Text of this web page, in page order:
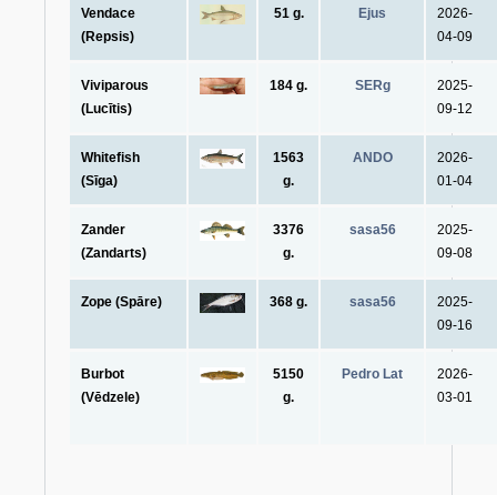
Vendace
(Repsis)
51 g. Ejus
2026-
04-09
Viviparous
(Lucītis)
184 g. SERg
2025-
09-12
Whitefish
(Sīga)
1563
g.
ANDO
2026-
01-04
Zander
(Zandarts)
3376
g.
sasa56
2025-
09-08
Zope (Spāre) 368 g. sasa56
2025-
09-16
Burbot
(Vēdzele)
5150
g.
Pedro Lat
2026-
03-01